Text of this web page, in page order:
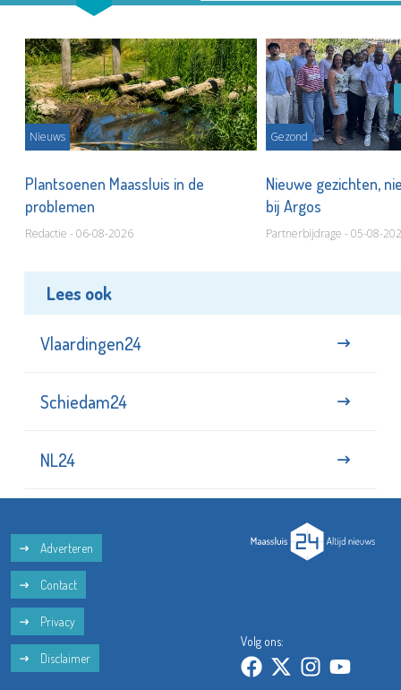
Nieuws
Plantsoenen Maassluis in de
problemen
Redactie - 06-08-2026
Gezond
Nieuwe gezichten,
bij Argos
Partnerbijdrage - 05-08-
Lees ook
Vlaardingen24
Schiedam24
NL24
Adverteren
Contact
Privacy
Disclaimer
Volg ons: